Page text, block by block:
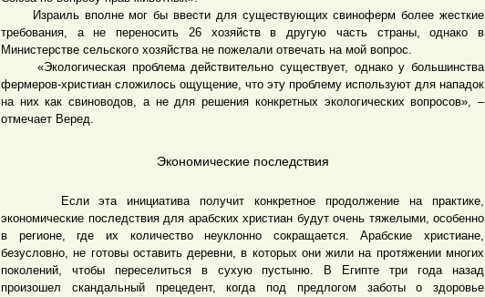
Израиль вполне мог бы ввести для существующих свиноферм более жесткие
требования, а не переносить 26 хозяйств в другую часть страны, однако в
Министерстве сельского хозяйства не пожелали отвечать на мой вопрос.
«Экологическая проблема действительно существует, однако у большинства
фермеров-христиан сложилось ощущение, что эту проблему используют для нападок
на них как свиноводов, а не для решения конкретных экологических вопросов», –
отмечает Веред.
Экономические последствия
Если эта инициатива получит конкретное продолжение на практике,
экономические последствия для арабских христиан будут очень тяжелыми, особенно
в регионе, где их количество неуклонно сокращается. Арабские христиане,
безусловно, не готовы оставить деревни, в которых они жили на протяжении многих
поколений, чтобы переселиться в сухую пустыню. В Египте три года назад
произошел скандальный прецедент, когда под предлогом заботы о здоровье